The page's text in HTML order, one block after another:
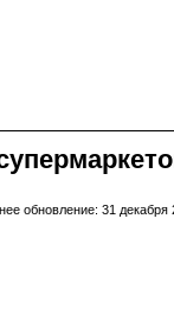
обновление: 31 декабря